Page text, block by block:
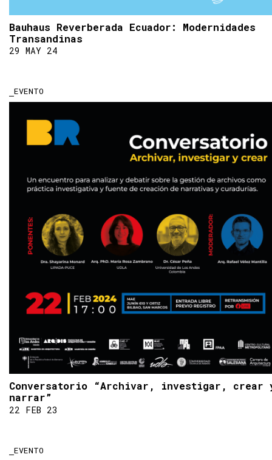
Bauhaus Reverberada Ecuador: Modernidades
Transandinas
29 MAY 24
EVENTO
Conversatorio “Archivar, investigar, crear
narrar”
22 FEB 23
EVENTO